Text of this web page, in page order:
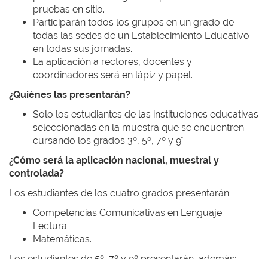
pruebas en sitio.
Participarán todos los grupos en un grado de
todas las sedes de un Establecimiento Educativo
en todas sus jornadas.
La aplicación a rectores, docentes y
coordinadores será en lápiz y papel.
¿Quiénes las presentarán?
Solo los estudiantes de las instituciones educativas
seleccionadas en la muestra que se encuentren
cursando los grados 3º, 5º, 7º y 9°.
¿Cómo será la aplicación nacional, muestral y
controlada?
Los estudiantes de los cuatro grados presentarán:
Competencias Comunicativas en Lenguaje:
Lectura
Matemáticas.